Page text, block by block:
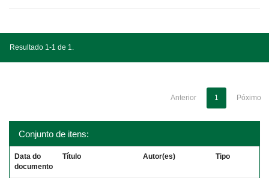
Resultado 1-1 de 1.
Anterior 1 Póximo
Conjunto de itens:
Data do
documento
Título Autor(es) Tipo